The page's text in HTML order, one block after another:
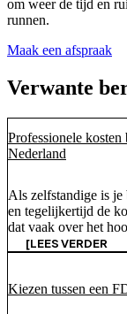
om weer de tijd en
runnen.
Maak een afspraak
Verwante
Professionele
Nederland
Als zelfstandige is
en tegelijkertijd de
dat vaak over het
professionele
welke kosten je
[LEES VERDER
Kiezen tussen een